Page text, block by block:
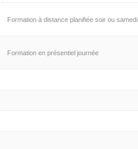
Formation à distance planifiée soir ou samedi
Formation en présentiel journée